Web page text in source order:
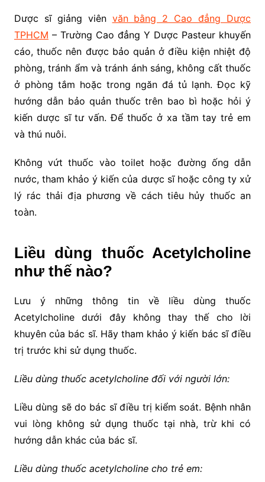
Dược sĩ giảng viên văn bằng 2 Cao đẳng Dược
TPHCM – Trường Cao đẳng Y Dược Pasteur khuyến
cáo, thuốc nên được bảo quản ở điều kiện nhiệt độ
phòng, tránh ẩm và tránh ánh sáng, không cất thuốc
ở phòng tắm hoặc trong ngăn đá tủ lạnh. Đọc kỹ
hướng dẫn bảo quản thuốc trên bao bì hoặc hỏi ý
kiến dược sĩ tư vấn. Để thuốc ở xa tầm tay trẻ em
và thú nuôi.
Không vứt thuốc vào toilet hoặc đường ống dẫn
nước, tham khảo ý kiến của dược sĩ hoặc công ty xử
lý rác thải địa phương về cách tiêu hủy thuốc an
toàn.
Liều dùng thuốc Acetylcholine
như thế nào?
Lưu ý những thông tin về liều dùng thuốc
Acetylcholine dưới đây không thay thế cho lời
khuyên của bác sĩ. Hãy tham khảo ý kiến bác sĩ điều
trị trước khi sử dụng thuốc.
Liều dùng thuốc acetylcholine đối với người lớn:
Liều dùng sẽ do bác sĩ điều trị kiểm soát. Bệnh nhân
vui lòng không sử dụng thuốc tại nhà, trừ khi có
hướng dẫn khác của bác sĩ.
Liều dùng thuốc acetylcholine cho trẻ em: